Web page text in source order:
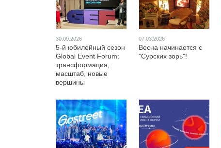
30.09.2026
5-й юбилейный сезон
Global Event Forum:
трансформация,
масштаб, новые
вершины
07.03.2026
Весна начинается с
"Сурских зорь"!